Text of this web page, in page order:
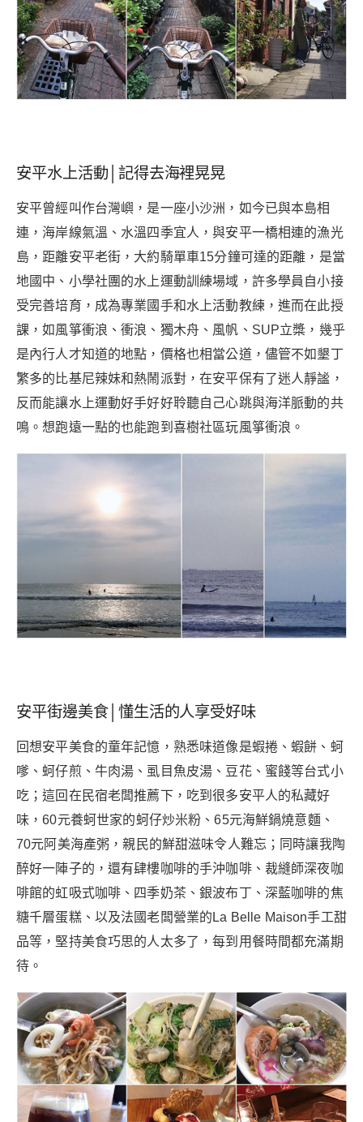
安平水上活動│記得去海裡晃晃
安平曾經叫作台灣嶼，是一座小沙洲，如今已與本島相
連，海岸線氣溫、水溫四季宜人，與安平一橋相連的漁光
島，距離安平老街，大約騎單車15分鐘可達的距離，是當
地國中、小學社團的水上運動訓練場域，許多學員自小接
受完善培育，成為專業國手和水上活動教練，進而在此授
課，如風箏衝浪、衝浪、獨木舟、風帆、SUP立槳，幾乎
是內行人才知道的地點，價格也相當公道，儘管不如墾丁
繁多的比基尼辣妹和熱鬧派對，在安平保有了迷人靜謐，
反而能讓水上運動好手好好聆聽自己心跳與海洋脈動的共
鳴。想跑遠一點的也能跑到喜樹社區玩風箏衝浪。
安平街邊美食│懂生活的人享受好味
回想安平美食的童年記憶，熟悉味道像是蝦捲、蝦餅、蚵
嗲、蚵仔煎、牛肉湯、虱目魚皮湯、豆花、蜜餞等台式小
吃；這回在民宿老闆推薦下，吃到很多安平人的私藏好
味，60元養蚵世家的蚵仔炒米粉、65元海鮮鍋燒意麵、
70元阿美海產粥，親民的鮮甜滋味令人難忘；同時讓我陶
醉好一陣子的，還有肆樓咖啡的手沖咖啡、裁縫師深夜咖
啡館的虹吸式咖啡、四季奶茶、銀波布丁、深藍咖啡的焦
糖千層蛋糕、以及法國老闆營業的La Belle Maison手工甜
品等，堅持美食巧思的人太多了，每到用餐時間都充滿期
待。